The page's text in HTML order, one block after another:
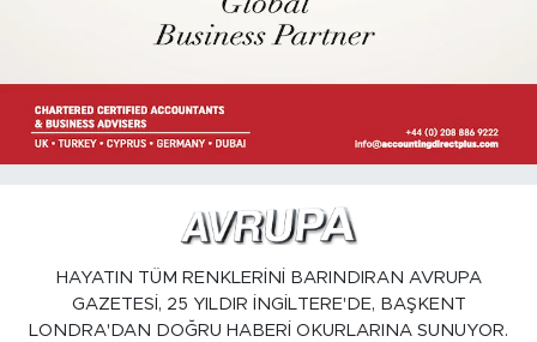
HAYATIN TÜM RENKLERİNİ BARINDIRAN AVRUPA
GAZETESİ, 25 YILDIR İNGİLTERE'DE, BAŞKENT
LONDRA'DAN DOĞRU HABERİ OKURLARINA SUNUYOR.